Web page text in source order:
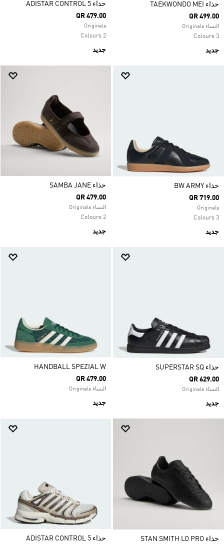
حذاء TAEKWONDO MEI
QR 499.00
النساء Originals
3 Colours
جديد
حذاء ADISTAR CONTROL 5
QR 479.00
Originals
2 Colours
جديد
حذاء ‏BW ARMY
QR 719.00
Originals
3 Colours
جديد
حذاء SAMBA JANE
QR 479.00
النساء Originals
2 Colours
جديد
حذاء SUPERSTAR SQ
QR 629.00
النساء Originals
جديد
HANDBALL SPEZIAL W
QR 479.00
النساء Originals
جديد
حذاء STAN SMITH LO PRO
حذاء ADISTAR CONTROL 5